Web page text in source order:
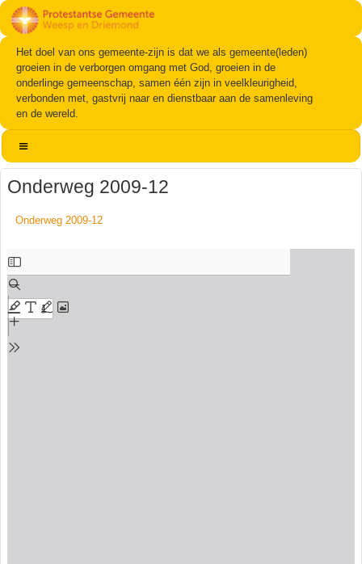
Het doel van ons gemeente-zijn is dat we als gemeente(leden)
groeien in de verborgen omgang met God, groeien in de
onderlinge gemeenschap, samen één zijn in veelkleurigheid,
verbonden met, gastvrij naar en dienstbaar aan de samenleving
en de wereld.
Onderweg 2009-12
Onderweg 2009-12
Ga
naar
de
PDF
inhoud